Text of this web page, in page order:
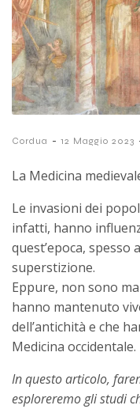
Cordua - 12 Maggio 2023
La Medicina
Le invasioni dei
infatti, hanno
quest’epoca, spesso
superstizione.
Eppure, non sono
hanno mantenuto
dell’antichità e che
Medicina occidentale.
In questo articolo,
esploreremo gli studi